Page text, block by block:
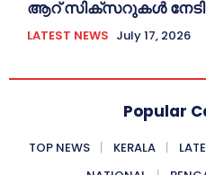
ആറ് സിക്സറുകൾ
LATEST NEWS July 17, 2026
Popular
TOP NEWS KERALA